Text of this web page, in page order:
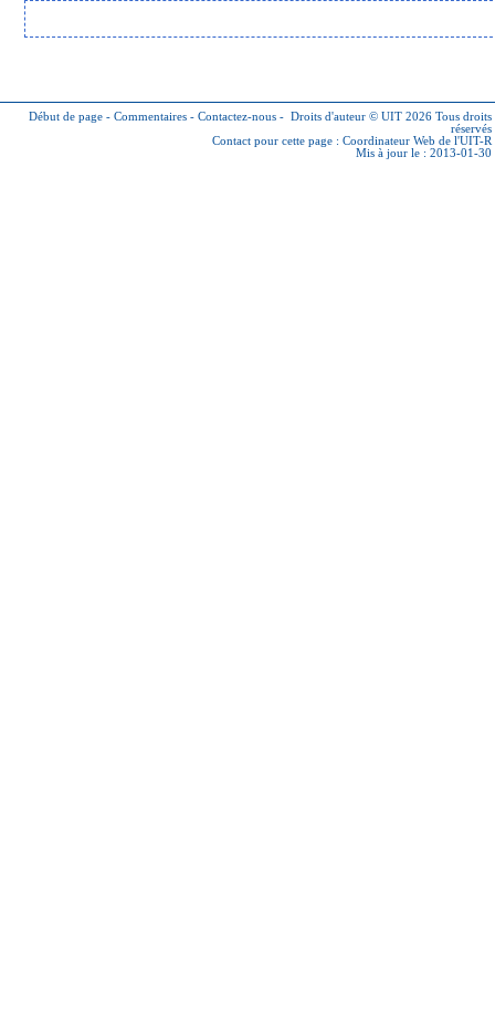
Début de page - Commentaires - Contactez-nous - Droits d'auteur © UIT 2026 Tous droits
réservés
Contact pour cette page : Coordinateur Web de l'UIT-R
Mis à jour le : 2013-01-30